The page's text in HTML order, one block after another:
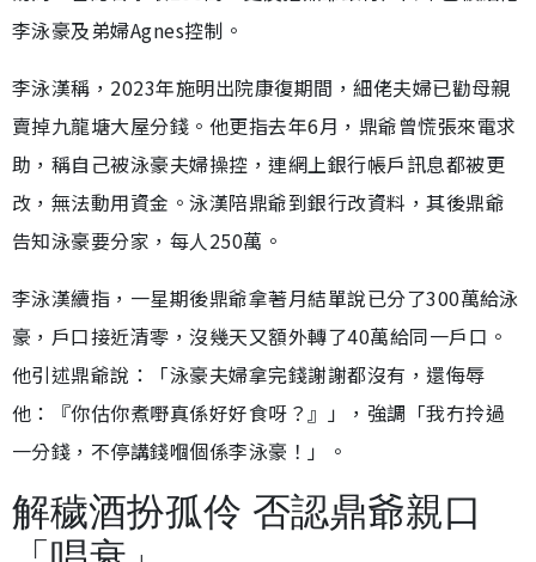
李泳豪及弟婦Agnes控制。
李泳漢稱，2023年施明出院康復期間，細佬夫婦已勸母親
賣掉九龍塘大屋分錢。他更指去年6月，鼎爺曾慌張來電求
助，稱自己被泳豪夫婦操控，連網上銀行帳戶訊息都被更
改，無法動用資金。泳漢陪鼎爺到銀行改資料，其後鼎爺
告知泳豪要分家，每人250萬。
李泳漢續指，一星期後鼎爺拿著月結單說已分了300萬給泳
豪，戶口接近清零，沒幾天又額外轉了40萬給同一戶口。
他引述鼎爺說：「泳豪夫婦拿完錢謝謝都沒有，還侮辱
他：『你估你煮嘢真係好好食呀？』」，強調「我冇拎過
一分錢，不停講錢嗰個係李泳豪！」。
解穢酒扮孤伶 否認鼎爺親口